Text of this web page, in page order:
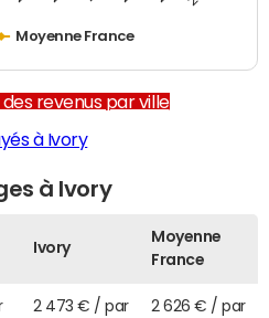
Moyenne France
revenus par ville
à Ivory
à Ivory
Ivory
Moyenne
France
2 473 € / par
2 626 € / par